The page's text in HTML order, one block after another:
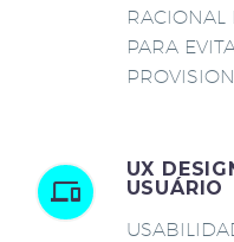
RACIONAL
PARA
UX
USUÁRIO